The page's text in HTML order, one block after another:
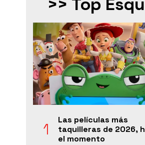
Las películas más
taquilleras de 2026,
el momento